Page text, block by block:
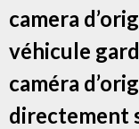
camera
véhicule
caméra
directement